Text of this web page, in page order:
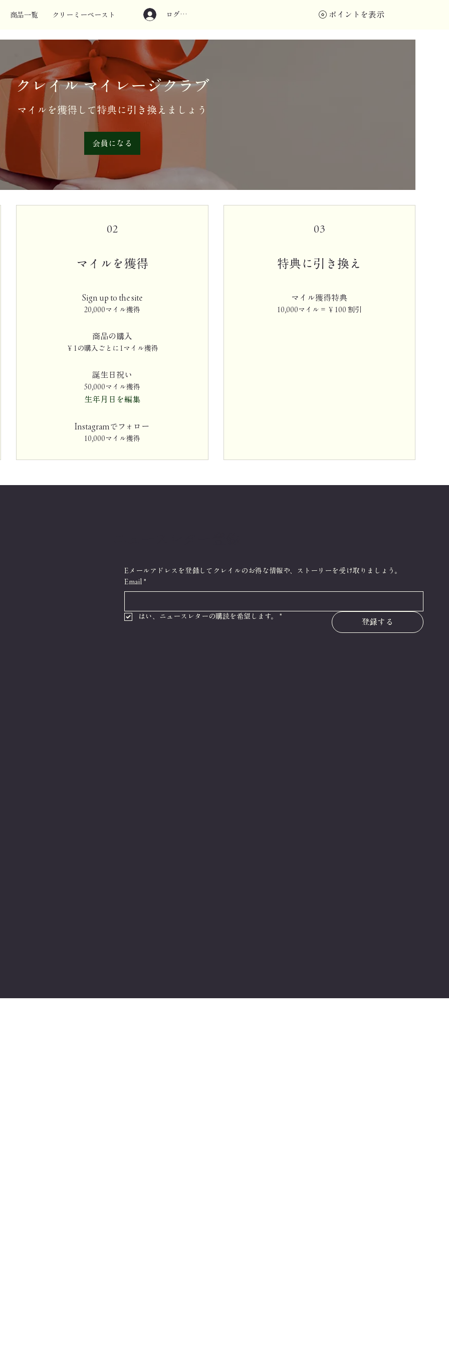
商品一覧 クリーミーペースト ログイン ポイントを表示
クレイル マイレージクラブ
マイルを獲得して特典に引き換えましょう
会員になる
02
マイルを獲得
Sign up to the site
20,000マイル獲得
商品の購入
￥1の購入ごとに1マイル獲得
誕生日祝い
50,000マイル獲得
生年月日を編集
Instagramでフォロー
10,000マイル獲得
03
特典に引き換え
マイル獲得特典
10,000マイル = ￥100 割引
Eメールアドレスを登録してクレイルのお得な情報や、ストーリーを受け取りましょう。
Email
*
はい、ニュースレターの購読を希望します。 *
登録する